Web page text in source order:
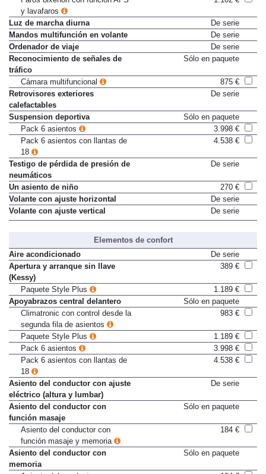
y lavafaros
Luz de marcha diurna
De serie
Mandos multifunción en volante
De serie
Ordenador de viaje
De serie
Reconocimiento de señales de
tráfico
Sólo en paquete
Cámara multifuncional
875 €
Retrovisores exteriores
calefactables
De serie
Suspension deportiva
Sólo en paquete
Pack 6 asientos
3.998 €
Pack 6 asientos con llantas de
18
4.538 €
Testigo de pérdida de presión de
neumáticos
De serie
Un asiento de niño
270 €
Volante con ajuste horizontal
De serie
Volante con ajuste vertical
De serie
Elementos de confort
Aire acondicionado
De serie
Apertura y arranque sin llave
(Kessy)
389 €
Paquete Style Plus
1.189 €
Apoyabrazos central delantero
Sólo en paquete
Climatronic con control desde la
segunda fila de asientos
983 €
Paquete Style Plus
1.189 €
Pack 6 asientos
3.998 €
Pack 6 asientos con llantas de
18
4.538 €
Asiento del conductor con ajuste
eléctrico (altura y lumbar)
De serie
Asiento del conductor con
función masaje
Sólo en paquete
Asiento del conductor con
función masaje y memoria
184 €
Asiento del conductor con
memoria
Sólo en paquete